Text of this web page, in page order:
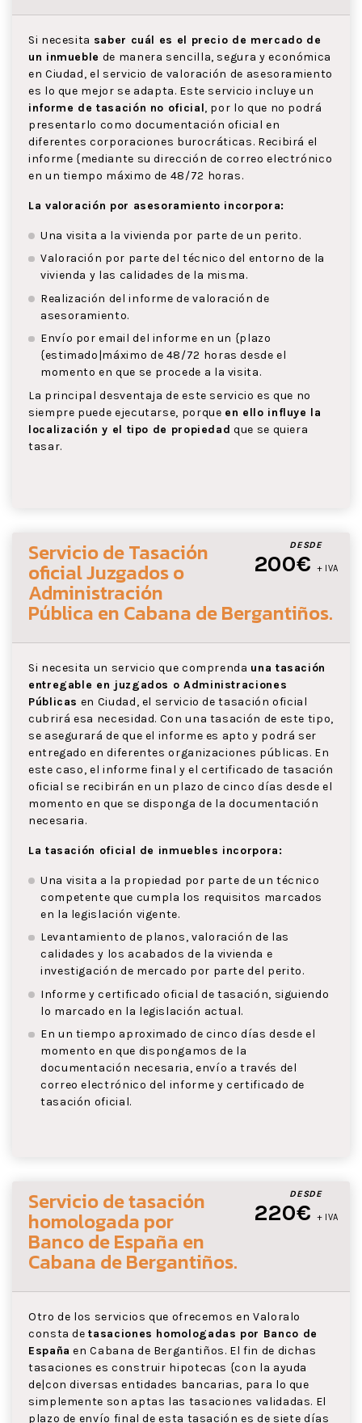
Si necesita saber cuál es el precio de mercado de
un inmueble de manera sencilla, segura y económica
en Ciudad, el servicio de valoración de asesoramiento
es lo que mejor se adapta. Este servicio incluye un
informe de tasación no oficial, por lo que no podrá
presentarlo como documentación oficial en
diferentes corporaciones burocráticas. Recibirá el
informe {mediante su dirección de correo electrónico
en un tiempo máximo de 48/72 horas.
La valoración por asesoramiento incorpora:
Una visita a la vivienda por parte de un perito.
Valoración por parte del técnico del entorno de la
vivienda y las calidades de la misma.
Realización del informe de valoración de
asesoramiento.
Envío por email del informe en un {plazo
{estimado|máximo de 48/72 horas desde el
momento en que se procede a la visita.
La principal desventaja de este servicio es que no
siempre puede ejecutarse, porque en ello influye la
localización y el tipo de propiedad que se quiera
tasar.
DESDE
200€ + IVA
Servicio de Tasación
oficial Juzgados o
Administración
Pública en Cabana de Bergantiños.
Si necesita un servicio que comprenda una tasación
entregable en juzgados o Administraciones
Públicas en Ciudad, el servicio de tasación oficial
cubrirá esa necesidad. Con una tasación de este tipo,
se asegurará de que el informe es apto y podrá ser
entregado en diferentes organizaciones públicas. En
este caso, el informe final y el certificado de tasación
oficial se recibirán en un plazo de cinco días desde el
momento en que se disponga de la documentación
necesaria.
La tasación oficial de inmuebles incorpora:
Una visita a la propiedad por parte de un técnico
competente que cumpla los requisitos marcados
en la legislación vigente.
Levantamiento de planos, valoración de las
calidades y los acabados de la vivienda e
investigación de mercado por parte del perito.
Informe y certificado oficial de tasación, siguiendo
lo marcado en la legislación actual.
En un tiempo aproximado de cinco días desde el
momento en que dispongamos de la
documentación necesaria, envío a través del
correo electrónico del informe y certificado de
tasación oficial.
DESDE
220€ + IVA
Servicio de tasación
homologada por
Banco de España en
Cabana de Bergantiños.
Otro de los servicios que ofrecemos en Valoralo
consta detasaciones homologadas por Banco de
España en Cabana de Bergantiños. El fin de dichas
tasaciones es construir hipotecas {con la ayuda
de|con diversas entidades bancarias, para lo que
simplemente son aptas las tasaciones validadas. El
plazo de envío final de esta tasación es de siete días